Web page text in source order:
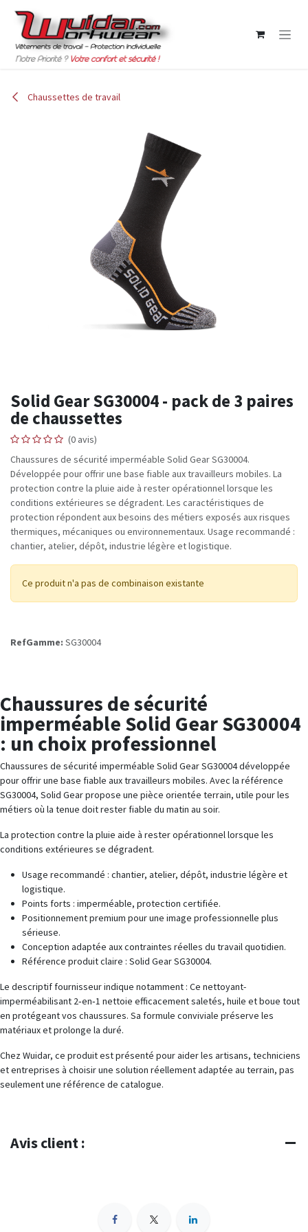
Chaussettes de travail
Solid Gear SG30004 - pack de 3 paires
de chaussettes
(0 avis)
Chaussures de sécurité imperméable Solid Gear SG30004.
Développée pour offrir une base fiable aux travailleurs mobiles. La
protection contre la pluie aide à rester opérationnel lorsque les
conditions extérieures se dégradent. Les caractéristiques de
protection répondent aux besoins des métiers exposés aux risques
thermiques, mécaniques ou environnementaux. Usage recommandé :
chantier, atelier, dépôt, industrie légère et logistique.
Ce produit n'a pas de combinaison existante
RefGamme: SG30004
Chaussures de sécurité
imperméable Solid Gear SG30004
: un choix professionnel
Chaussures de sécurité imperméable Solid Gear SG30004 développée
pour offrir une base fiable aux travailleurs mobiles. Avec la référence
SG30004, Solid Gear propose une pièce orientée terrain, utile pour les
métiers où la tenue doit rester fiable du matin au soir.
La protection contre la pluie aide à rester opérationnel lorsque les
conditions extérieures se dégradent.
Usage recommandé : chantier, atelier, dépôt, industrie légère et
logistique.
Points forts : imperméable, protection certifiée.
Positionnement premium pour une image professionnelle plus
sérieuse.
Conception adaptée aux contraintes réelles du travail quotidien.
Référence produit claire : Solid Gear SG30004.
Le descriptif fournisseur indique notamment : Ce nettoyant-
imperméabilisant 2‑en‑1 nettoie efficacement saletés, huile et boue tout
en protégeant vos chaussures. Sa formule conviviale préserve les
matériaux et prolonge la duré.
Chez Wuidar, ce produit est présenté pour aider les artisans, techniciens
et entreprises à choisir une solution réellement adaptée au terrain, pas
seulement une référence de catalogue.
Avis client :